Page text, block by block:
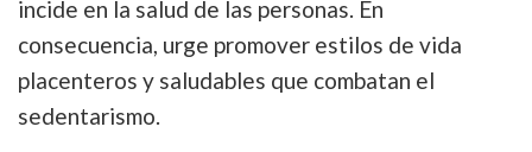
incide en la salud de las personas. En
consecuencia, urge promover estilos de vida
placenteros y saludables que combatan el
sedentarismo.